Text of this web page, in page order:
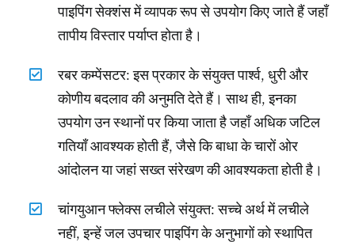
पाइपिंग सेक्शंस में व्यापक रूप से उपयोग किए जाते हैं जहाँ
तापीय विस्तार पर्याप्त होता है।
रबर कम्पेंसटर: इस प्रकार के संयुक्त पार्श्व, धुरी और
कोणीय बदलाव की अनुमति देते हैं। साथ ही, इनका
उपयोग उन स्थानों पर किया जाता है जहाँ अधिक जटिल
गतियाँ आवश्यक होती हैं, जैसे कि बाधा के चारों ओर
आंदोलन या जहां सख्त संरेखण की आवश्यकता होती है।
चांगयुआन फ्लेक्स लचीले संयुक्त: सच्चे अर्थ में लचीले
नहीं, इन्हें जल उपचार पाइपिंग के अनुभागों को स्थापित